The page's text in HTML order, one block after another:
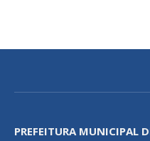
PREFEITURA MUNICIPAL